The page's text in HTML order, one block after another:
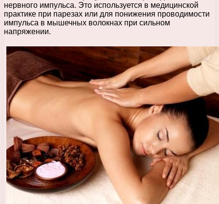
нервного импульса. Это используется в медицинской
практике при парезах или для понижения проводимости
импульса в мышечных волокнах при сильном
напряжении.